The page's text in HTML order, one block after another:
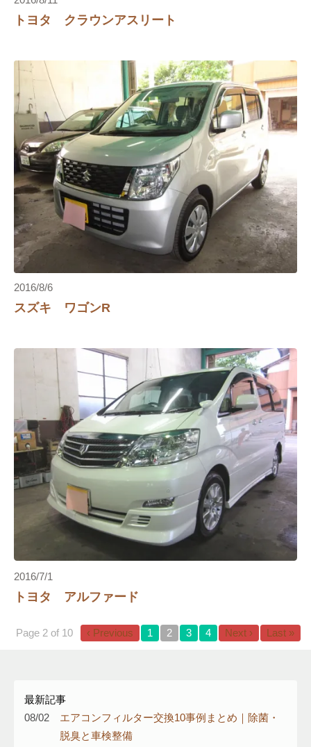
トヨタ クラウンアスリート
2016/8/6
スズキ ワゴンR
2016/7/1
トヨタ アルファード
Page 2 of 10 ‹ Previous 1 2 3 4 Next › Last »
最新記事
08/02
エアコンフィルター交換10事例まとめ｜除菌・
脱臭と車検整備